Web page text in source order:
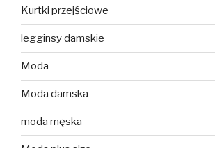
Kurtki przejściowe
legginsy damskie
Moda
Moda damska
moda męska